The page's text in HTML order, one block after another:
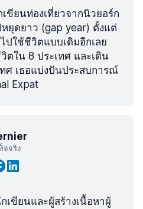
ขียนท่องเที่ยวจากนิวยอร์ก
ยุดยาว (gap year) ตั้งแต่
ปใช้ชีวิตแบบเดิมอีกเลย
ใน 8 ประเทศ และเดิน
ศ เธอแบ่งปันประสบการณ์
Expat
จจริง
เขียนและผู้สร้างเนื้อหาผู้